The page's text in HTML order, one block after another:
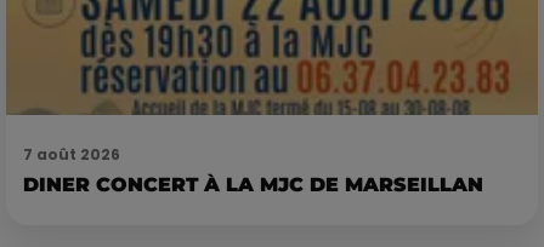
7 août 2026
DINER CONCERT À LA MJC DE MARSEILLAN